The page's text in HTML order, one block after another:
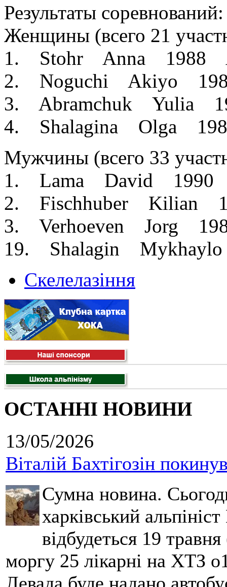
Результаты соревнований:
Женщины (всего 21
1. Stohr Anna
2. Noguchi Akiyo
3. Abramchuk Yulia
4. Shalagina Olga
Мужчины (всего 33
1. Lama David 1990
2. Fischhuber Kilian
3. Verhoeven Jorg
19. Shalagin
Скелелазіння
ОСТАННІ НОВИНИ
13/05/2026
Віталій Бахтігозін
Сумна новина.
харківський
відбудеться 19
моргу 25 лікарні на ХТЗ